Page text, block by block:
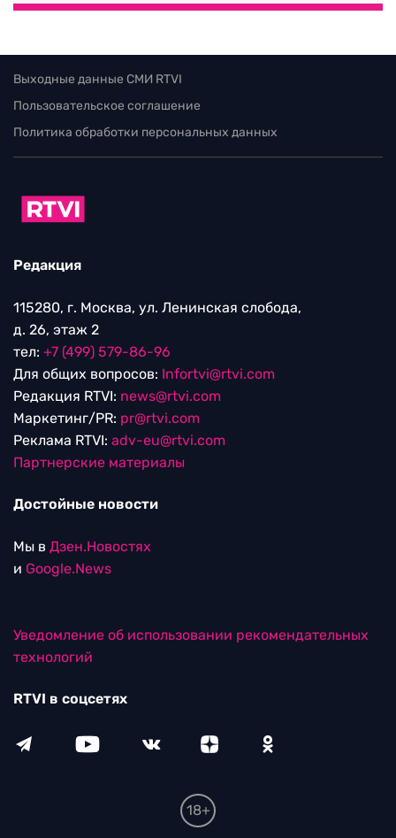
Выходные данные СМИ RTVI
Пользовательское соглашение
Политика обработки персональных данных
Редакция
115280, г. Москва, ул. Ленинская слобода,
д. 26, этаж 2
тел: +7 (499) 579-86-96
Для общих вопросов: Infortvi@rtvi.com
Редакция RTVI: news@rtvi.com
Маркетинг/PR: pr@rtvi.com
Реклама RTVI: adv-eu@rtvi.com
Партнерские материалы
Достойные новости
Мы в Дзен.Новостях
и Google.News
Уведомление об использовании рекомендательных
технологий
RTVI в соцсетях
18+